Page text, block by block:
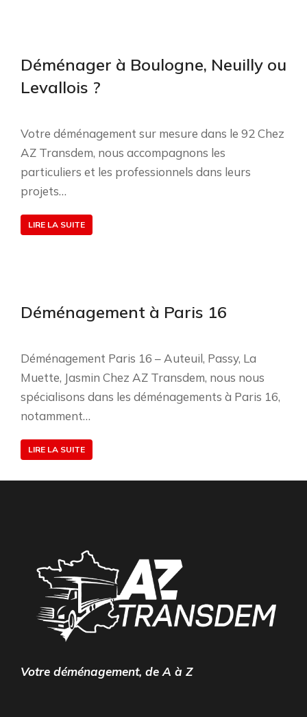
Déménager à Boulogne, Neuilly ou
Levallois ?
Votre déménagement sur mesure dans le 92 Chez
AZ Transdem, nous accompagnons les
particuliers et les professionnels dans leurs
projets…
LIRE LA SUITE
Déménagement à Paris 16
Déménagement Paris 16 – Auteuil, Passy, La
Muette, Jasmin Chez AZ Transdem, nous nous
spécialisons dans les déménagements à Paris 16,
notamment…
LIRE LA SUITE
Votre déménagement, de A à Z